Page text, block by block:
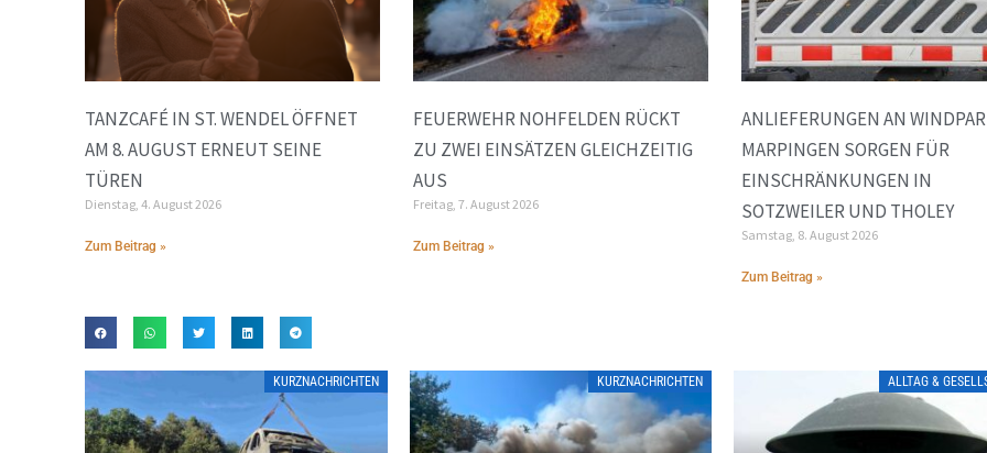
TANZCAFÉ IN ST. WENDEL ÖFFNET
AM 8. AUGUST ERNEUT SEINE
TÜREN
Dienstag, 4. August 2026
Zum Beitrag »
FEUERWEHR NOHFELDEN RÜCKT
ZU ZWEI EINSÄTZEN GLEICHZEITIG
AUS
Freitag, 7. August 2026
Zum Beitrag »
ANLIEFERUNGEN AN
MARPINGEN SORGEN FÜR
EINSCHRÄNKUNGEN IN
SOTZWEILER UND THOLEY
Samstag, 8. August 2026
Zum Beitrag »
KURZNACHRICHTEN KURZNACHRICHTEN ALLTAG &